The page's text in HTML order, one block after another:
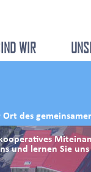
WIR
des
und lernen Sie